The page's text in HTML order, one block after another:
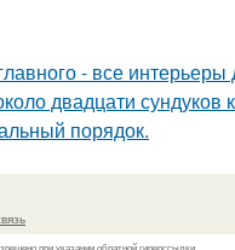
- все
двадцати
порядок.
при указании обратной гиперссылки.